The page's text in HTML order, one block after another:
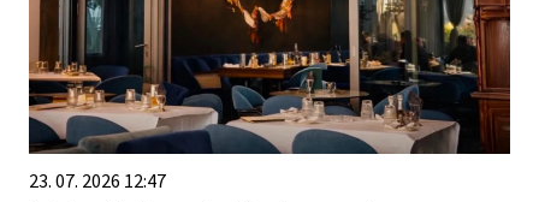
23. 07. 2026 12:47